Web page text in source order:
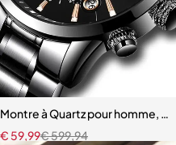
Montre à Quartz pour homme,
€599,94
€ 59,99